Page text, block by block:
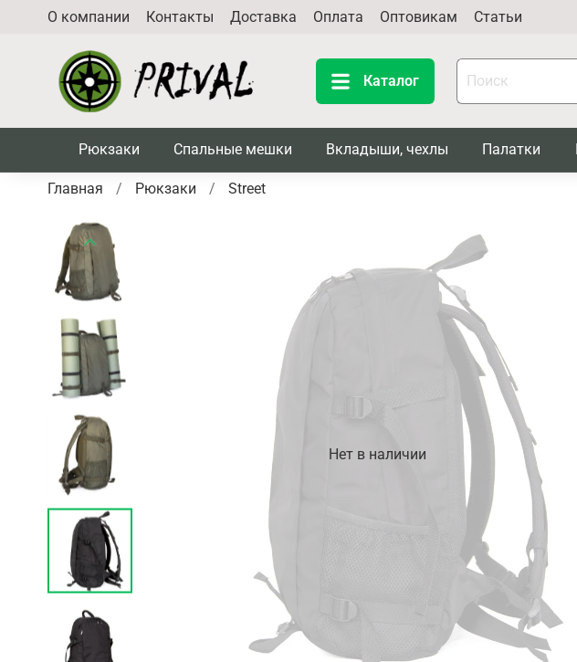
О компании Контакты Доставка Оплата Оптовикам Статьи
Каталог
Рюкзаки Спальные мешки Вкладыши, чехлы Палатки
Главная Рюкзаки Street
Нет в наличии